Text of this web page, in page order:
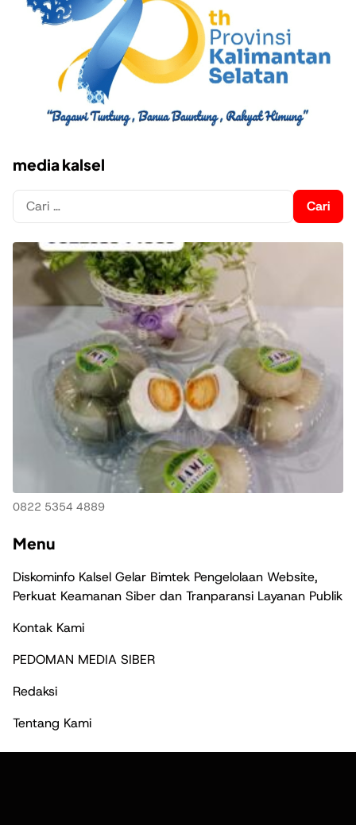
media kalsel
Cari
untuk:
0822 5354 4889
Menu
Diskominfo Kalsel Gelar Bimtek Pengelolaan Website,
Perkuat Keamanan Siber dan Tranparansi Layanan Publik
Kontak Kami
PEDOMAN MEDIA SIBER
Redaksi
Tentang Kami